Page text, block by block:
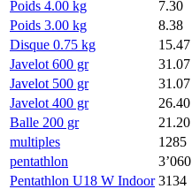
Poids 4.00 kg
7.30
Poids 3.00 kg
8.38
Disque 0.75 kg
15.47
Javelot 600 gr
31.07
Javelot 500 gr
31.07
Javelot 400 gr
26.40
Balle 200 gr
21.20
multiples
1285
pentathlon
3’060
Pentathlon U18 W Indoor 3134